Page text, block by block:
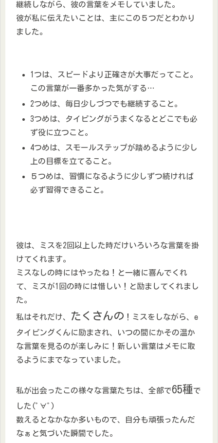
継続しながら、彼の言葉をメモしていました。
彼が私に伝えたいことは、主にこの５つだとわかり
ました。
1つは、スピードより正確さが大事だってこと。
この言葉が一番多かった気がする…
2つめは、毎日少しづつでも継続すること。
3つめは、タイピングがうまくなるとどこでも必
ず役に立つこと。
4つめは、スモールステップが踏めるように少し
上の目標を立てること。
５つめは、習慣になるように少しずつ続ければ
必ず習得できること。
彼は、ミスを2回以上した時だけいろいろな言葉を掛
けてくれます。
ミスなしの時にはやったね！と一緒に喜んでくれ
て、ミスが1回の時には惜しい！と励ましてくれまし
た。
私はそれだけ、 たくさんの ！ミスをしながら、e
タイピングくんに励まされ、いつの間にかその温か
な言葉を見るのが楽しみに！新しい言葉はメモに取
るようにまでなっていました。
私が出会ったこの様々な言葉たちは、全部で65種で
した(ﾟ∀ﾟ)
数えるとなかなか多いもので、自分も頑張ったんだ
なぁと気づいた瞬間でした。